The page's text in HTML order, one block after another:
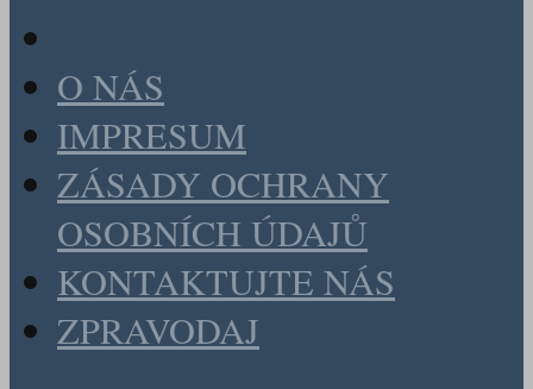
O NÁS
IMPRESUM
ZÁSADY OCHRANY
OSOBNÍCH ÚDAJŮ
KONTAKTUJTE NÁS
ZPRAVODAJ